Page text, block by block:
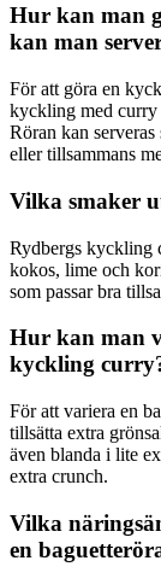
Hur kan man
kan man
För att göra en
kyckling med curry
Röran kan
eller tillsammans
Vilka smaker
Rydbergs kyckling
kokos, lime och
som passar bra
Hur kan man
kyckling
För att variera en
tillsätta extra
även blanda i lite
extra crunch.
Vilka
en